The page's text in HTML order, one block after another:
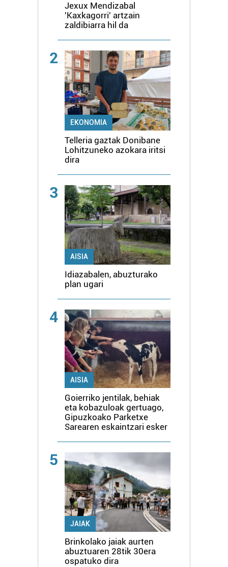
Jexux Mendizabal
'Kaxkagorri' artzain
zaldibiarra hil da
2
EKONOMIA
Telleria gaztak Donibane
Lohitzuneko azokara iritsi
dira
3
AISIA
Idiazabalen, abuzturako
plan ugari
4
AISIA
Goierriko jentilak, behiak
eta kobazuloak gertuago,
Gipuzkoako Parketxe
Sarearen eskaintzari esker
5
JAIAK
Brinkolako jaiak aurten
abuztuaren 28tik 30era
ospatuko dira